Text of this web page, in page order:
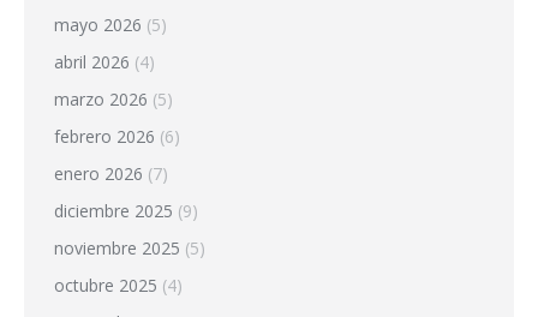
mayo 2026 (5)
abril 2026 (4)
marzo 2026 (5)
febrero 2026 (6)
enero 2026 (7)
diciembre 2025 (9)
noviembre 2025 (5)
octubre 2025 (4)